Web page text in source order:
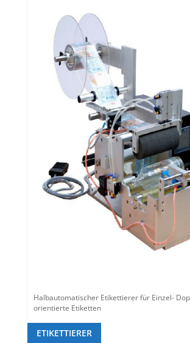
Halbautomatischer Etikettierer für Einzel-
orientierte Etiketten
ETIKETTIERER